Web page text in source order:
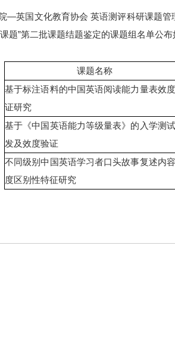
国文化教育协会 英语测评科研课题管
题”第二批课题结题鉴定的课题组名单公布
课题名称
基于标注语料的中国英语阅读能力量表效
证研究
基于《中国英语能力等级量表》的入学测
发及效度验证
不同级别中国英语学习者口头故事复述内
度区别性特征研究